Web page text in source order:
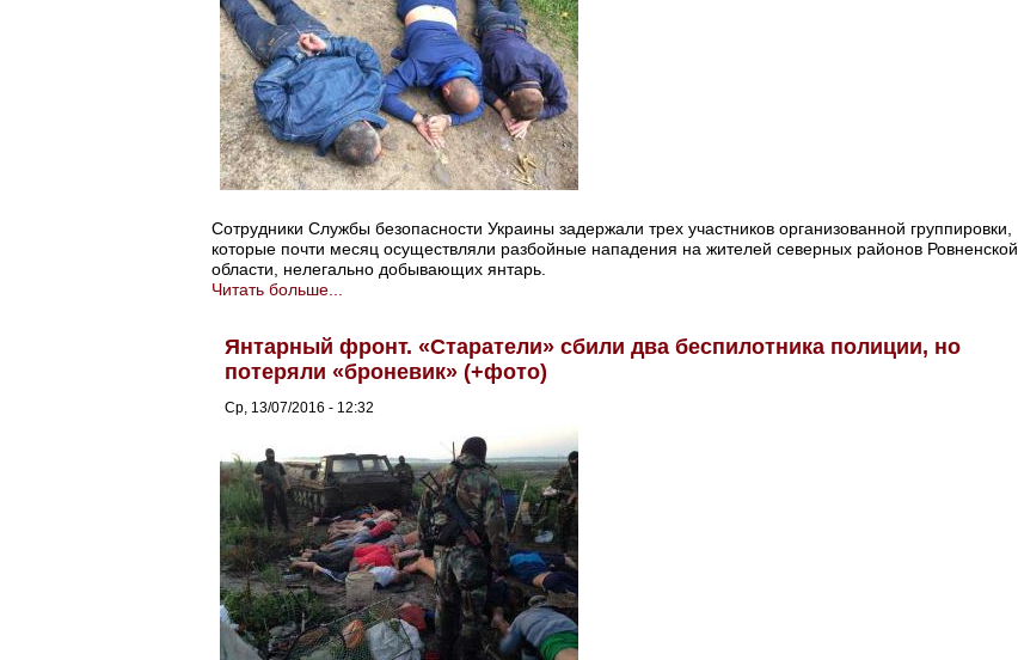
Сотрудники Службы безопасности Украины задержали трех участников организованной группировки,
которые почти месяц осуществляли разбойные нападения на жителей северных районов Ровненской
области, нелегально добывающих янтарь.
Читать больше...
Янтарный фронт. «Старатели» сбили два беспилотника полиции, но
потеряли «броневик» (+фото)
Ср, 13/07/2016 - 12:32